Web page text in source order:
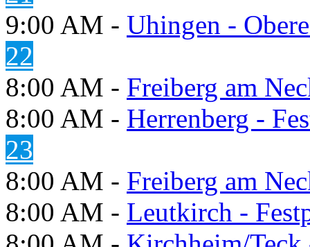
9:00 AM - Uhingen -
22
8:00 AM - Freiberg am
8:00 AM - Herrenberg -
23
8:00 AM - Freiberg am
8:00 AM - Leutkirch -